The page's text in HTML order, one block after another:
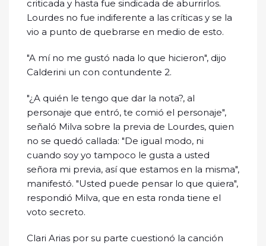
criticada y hasta fue sindicada de aburrirlos.
Lourdes no fue indiferente a las críticas y se la
vio a punto de quebrarse en medio de esto.
"A mí no me gustó nada lo que hicieron", dijo
Calderini un con contundente 2.
"¿A quién le tengo que dar la nota?, al
personaje que entró, te comió el personaje",
señaló Milva sobre la previa de Lourdes, quien
no se quedó callada: "De igual modo, ni
cuando soy yo tampoco le gusta a usted
señora mi previa, así que estamos en la misma",
manifestó. "Usted puede pensar lo que quiera",
respondió Milva, que en esta ronda tiene el
voto secreto.
Clari Arias por su parte cuestionó la canción